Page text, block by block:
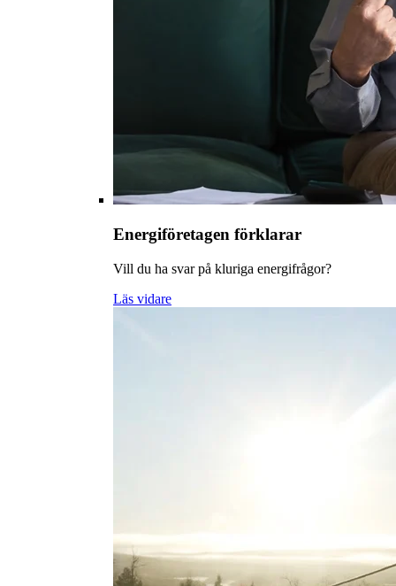
Energiföretagen förklarar
Vill du ha svar på kluriga energifrågor?
Läs vidare